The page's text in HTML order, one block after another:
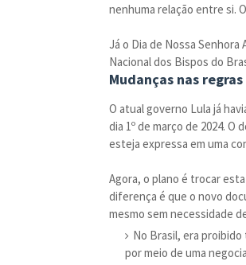
nenhuma relação entre si.
Já o Dia de Nossa
Nacional dos Bispos do
Mudanças nas
O atual governo Lula já
dia 1º de março de 2024.
esteja expressa em uma
Agora, o plano é trocar
diferença é que o novo
mesmo sem necessidade
No Brasil, era
por meio de uma